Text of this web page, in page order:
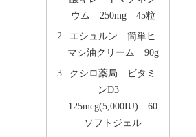
ウム 250mg 45粒
エシュルン 簡単ヒ
マシ油クリーム 90g
クシロ薬局 ビタミ
ンD3
125mcg(5,000IU) 60
ソフトジェル